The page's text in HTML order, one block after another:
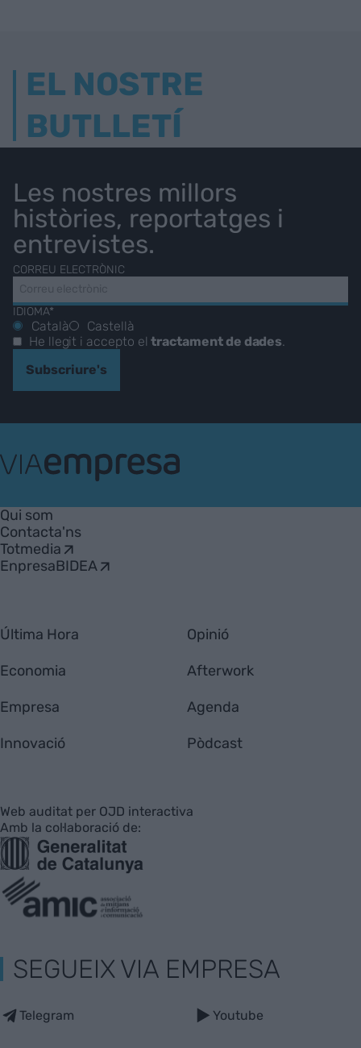
EL NOSTRE
BUTLLETÍ
Les nostres millors
històries, reportatges i
entrevistes.
CORREU ELECTRÒNIC
IDIOMA*
Català
Castellà
He llegit i accepto eltractament de dades.
Subscriure's
Empresa
Qui som
Contacta'ns
Totmedia
EnpresaBIDEA
Última Hora
Economia
Empresa
Innovació
Opinió
Afterwork
Agenda
Pòdcast
Web auditat per OJD interactiva
Amb la col·laboració de:
SEGUEIX VIA EMPRESA
Telegram Youtube